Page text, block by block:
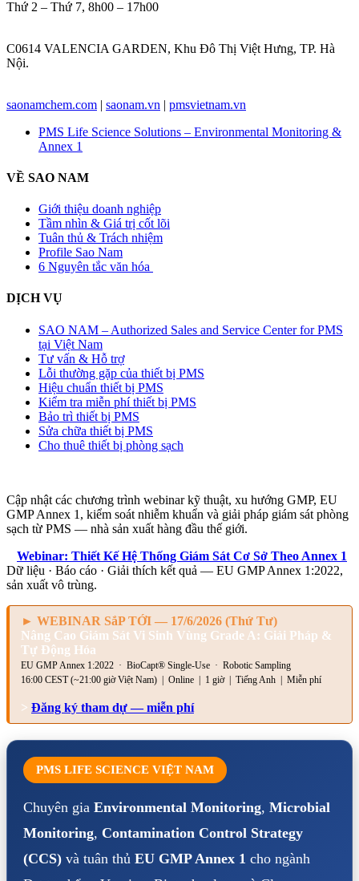
Thứ 2 – Thứ 7, 8h00 – 17h00
C0614 VALENCIA GARDEN, Khu Đô Thị Việt Hưng, TP. Hà
Nội.
saonamchem.com | saonam.vn | pmsvietnam.vn
PMS Life Science Solutions – Environmental Monitoring &
Annex 1
VỀ SAO NAM
Giới thiệu doanh nghiệp
Tầm nhìn & Giá trị cốt lõi
Tuân thủ & Trách nhiệm
Profile Sao Nam
6 Nguyên tắc văn hóa
DỊCH VỤ
SAO NAM – Authorized Sales and Service Center for PMS
tại Việt Nam
Tư vấn & Hỗ trợ
Lỗi thường gặp của thiết bị PMS
Hiệu chuẩn thiết bị PMS
Kiểm tra miễn phí thiết bị PMS
Bảo trì thiết bị PMS
Sửa chữa thiết bị PMS
Cho thuê thiết bị phòng sạch
Cập nhật các chương trình webinar kỹ thuật, xu hướng GMP, EU
GMP Annex 1, kiểm soát nhiễm khuẩn và giải pháp giám sát phòng
sạch từ PMS — nhà sản xuất hàng đầu thế giới.
Webinar: Thiết Kế Hệ Thống Giám Sát Cơ Sở Theo Annex 1
Dữ liệu · Báo cáo · Giải thích kết quả — EU GMP Annex 1:2022,
sản xuất vô trùng.
► WEBINAR SắP TỚI — 17/6/2026 (Thứ Tư)
Nâng Cao Giám Sát Vi Sinh Vùng Grade A: Giải Pháp &
Tự Động Hóa
EU GMP Annex 1:2022 · BioCapt® Single-Use · Robotic Sampling
16:00 CEST (~21:00 giờ Việt Nam) | Online | 1 giờ | Tiếng Anh | Miễn phí
> Đăng ký tham dự — miễn phí
PMS LIFE SCIENCE VIỆT NAM
Chuyên gia Environmental Monitoring, Microbial
Monitoring, Contamination Control Strategy
(CCS) và tuân thủ EU GMP Annex 1 cho ngành